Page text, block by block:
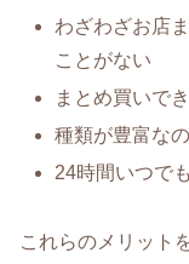
わざわざお店
ことがない
まとめ買いで
種類が豊富な
24時間いつで
これらのメリット